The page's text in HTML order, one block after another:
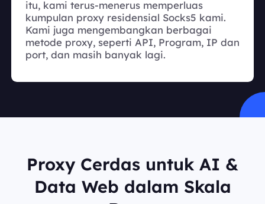
itu, kami terus-menerus memperluas
kumpulan proxy residensial Socks5 kami.
Kami juga mengembangkan berbagai
metode proxy, seperti API, Program, IP dan
port, dan masih banyak lagi.
Proxy Cerdas untuk AI &
Data Web dalam Skala